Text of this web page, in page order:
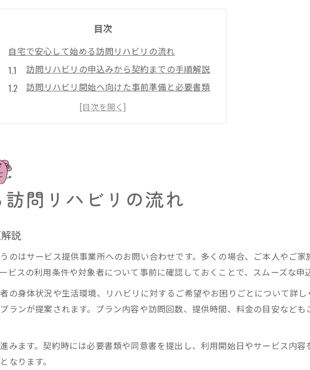
目次
自宅で安心して始める訪問リハビリの流れ
訪問リハビリの申込みから契約までの手順解説
訪問リハビリ開始へ向けた事前準備と必要書類
訪問リハビリ提供票や指示書の作成ポイント
自宅で受ける訪問リハビリの流れと注意点
訪問リハビリの利用条件を徹底解説
訪問リハビリ対象者となるための基準とは
医師の訪問リハビリ指示書が必要な理由
訪問リハビリを申し込むときの注意点
訪問リハビリ しんどいと感じたときの相談法
訪問リハビリサービス内容の事前説明を活用
問リハビリの流れ
説
のはサービス提供事業所へのお問い合わせです。多くの場合、ご本人やご家
スの利用条件や対象者について事前に確認しておくことで、スムーズな申
身体状況や生活環境、リハビリに対するご希望やお困りごとについて詳し
ランが提案されます。プラン内容や訪問回数、提供時間、料金の目安など
みます。契約時には必要書類や同意書を提出し、利用開始日やサービス内容
なります。